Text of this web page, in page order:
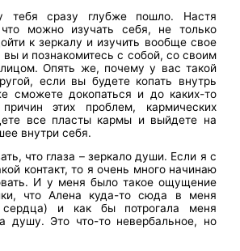
тебя сразу глубже пошло. Настя
можно изучать себя, не только
к зеркалу и изучить вообще свое
и познакомитесь с собой, со своим
Опять же, почему у вас такой
если вы будете копать внутрь
сможете докопаться и до каких-то
этих проблем, кармических
все пласты кармы и выйдете на
внутри себя.
что глаза – зеркало души. Если я с
контакт, то я очень много начинаю
И у меня было такое ощущение
что Алена куда-то сюда в меня
сердца) и как бы потрогала меня
душу. Это что-то невербальное, но